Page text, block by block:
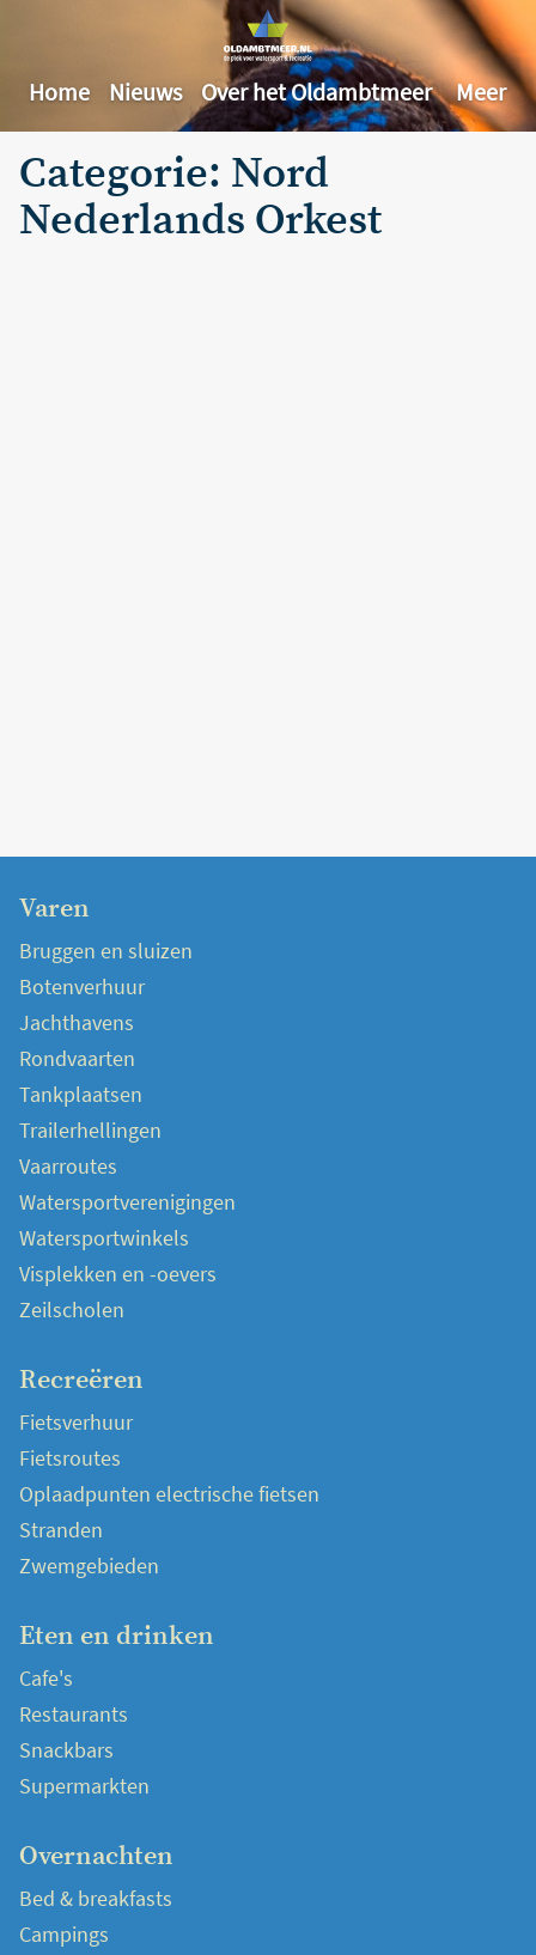
Home Nieuws Over het Oldambtmeer Meer
Categorie: Nord
Nederlands Orkest
Varen
Bruggen en sluizen
Botenverhuur
Jachthavens
Rondvaarten
Tankplaatsen
Trailerhellingen
Vaarroutes
Watersportverenigingen
Watersportwinkels
Visplekken en -oevers
Zeilscholen
Recreëren
Fietsverhuur
Fietsroutes
Oplaadpunten electrische fietsen
Stranden
Zwemgebieden
Eten en drinken
Cafe's
Restaurants
Snackbars
Supermarkten
Overnachten
Bed & breakfasts
Campings